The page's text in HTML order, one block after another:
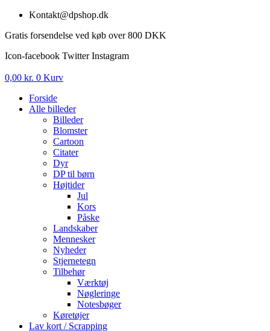
Videre
indhold
Kontakt@dpshop.dk
Gratis forsendelse ved køb over 800 DKK
Icon-facebook Twitter Instagram
0,00 kr. 0 Kurv
Forside
Alle billeder
Billeder
Blomster
Cartoon
Citater
Dyr
DP til børn
Højtider
Jul
Kors
Påske
Landskaber
Mennesker
Nyheder
Stjernetegn
Tilbehør
Værktøj
Nøgleringe
Notesbøger
Køretøjer
Lav kort / Scrapping